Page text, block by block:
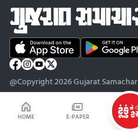
HOME E-PAPER
@Copyright 2026 Gujarat Samachar